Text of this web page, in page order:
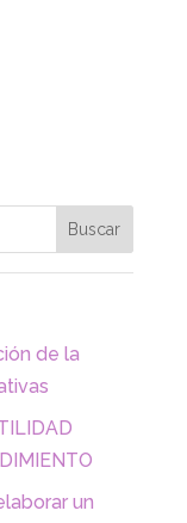
de la
un